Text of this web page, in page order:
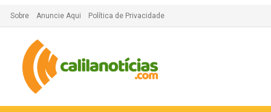
Sobre Anuncie Aqui Política de Privacidade